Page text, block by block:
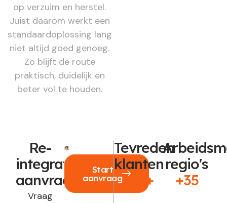
op verzuim en herstel.
Juist daarom werkt een
standaardoplossing lang
niet altijd goed genoeg.
Zo blijft de route
praktisch, duidelijk en
beter vol te houden.
Re-
integratie
aanvragen?
Vraag
Start
aanvraag
Tevreden
klanten
250+
regio's
+35